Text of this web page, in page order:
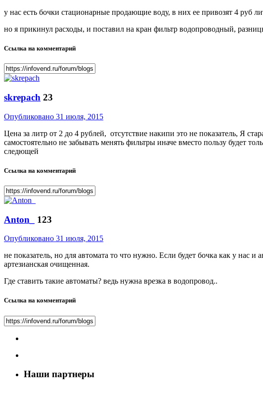
у нас есть бочки стационарные продающие воду, в них ее привозят 4 руб
но я прикинул расходы, и поставил на кран фильтр водопроводный,
Ссылка на комментарий
skrepach 23
Опубликовано 31 июля, 2015
Цена за литр от 2 до 4 рублей, отсутствие накипи это не показатель, Я
самостоятельно не забывать менять фильтры иначе вместо пользу будет
следющей
Ссылка на комментарий
Anton_ 123
Опубликовано 31 июля, 2015
не показатель, но для автомата то что нужно. Если будет бочка как у нас
артезианская очищенная.
Где ставить такие автоматы? ведь нужна врезка в водопровод..
Ссылка на комментарий
Наши партнеры